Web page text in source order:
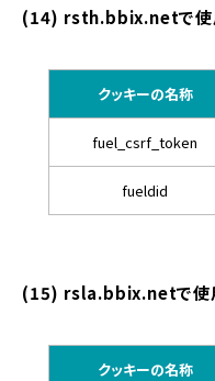
(14) rsth.bbix.netで使
クッキーの名称
fuel_csrf_token
fueldid
(15) rsla.bbix.netで使
クッキーの名称